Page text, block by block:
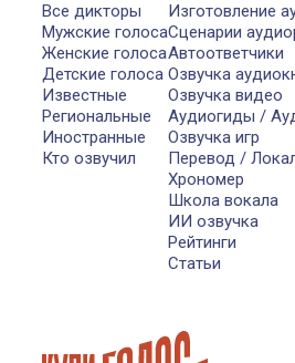
Все дикторы
Мужские голоса
Женские голоса
Детские голоса
Известные
Региональные
Иностранные
Кто озвучил
Изготовление
Сценарии
Автоответчики
Озвучка
Озвучка видео
Аудиогиды /
Озвучка игр
Перевод /
Хрономер
Школа вокала
ИИ озвучка
Рейтинги
Статьи